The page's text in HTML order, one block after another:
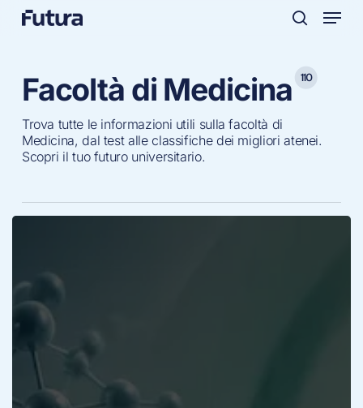
Skip
Menu
Facoltà di Medicina 110
Trova tutte le informazioni utili sulla facoltà di
Medicina, dal test alle classifiche dei migliori atenei.
Scopri il tuo futuro universitario.